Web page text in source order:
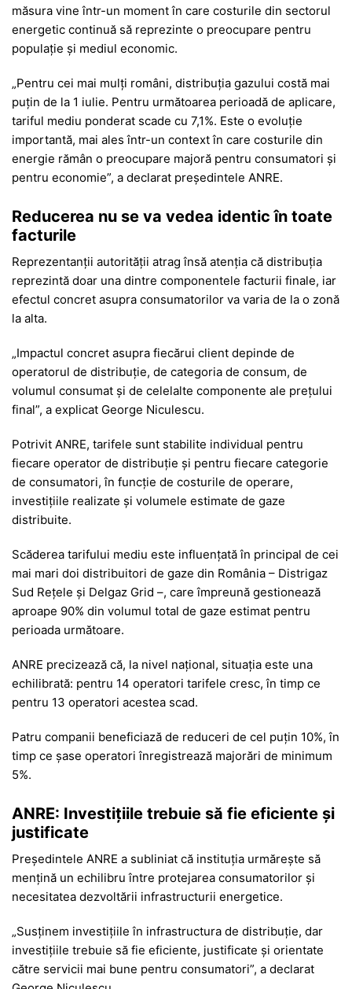
măsura vine într-un moment în care costurile din sectorul
energetic continuă să reprezinte o preocupare pentru
populație și mediul economic.
„Pentru cei mai mulți români, distribuția gazului costă mai
puțin de la 1 iulie. Pentru următoarea perioadă de aplicare,
tariful mediu ponderat scade cu 7,1%. Este o evoluție
importantă, mai ales într-un context în care costurile din
energie rămân o preocupare majoră pentru consumatori și
pentru economie”, a declarat președintele ANRE.
Reducerea nu se va vedea identic în toate
facturile
Reprezentanții autorității atrag însă atenția că distribuția
reprezintă doar una dintre componentele facturii finale, iar
efectul concret asupra consumatorilor va varia de la o zonă
la alta.
„Impactul concret asupra fiecărui client depinde de
operatorul de distribuție, de categoria de consum, de
volumul consumat și de celelalte componente ale prețului
final”, a explicat George Niculescu.
Potrivit ANRE, tarifele sunt stabilite individual pentru
fiecare operator de distribuție și pentru fiecare categorie
de consumatori, în funcție de costurile de operare,
investițiile realizate și volumele estimate de gaze
distribuite.
Scăderea tarifului mediu este influențată în principal de cei
mai mari doi distribuitori de gaze din România – Distrigaz
Sud Rețele și Delgaz Grid –, care împreună gestionează
aproape 90% din volumul total de gaze estimat pentru
perioada următoare.
ANRE precizează că, la nivel național, situația este una
echilibrată: pentru 14 operatori tarifele cresc, în timp ce
pentru 13 operatori acestea scad.
Patru companii beneficiază de reduceri de cel puțin 10%, în
timp ce șase operatori înregistrează majorări de minimum
5%.
ANRE: Investițiile trebuie să fie eficiente și
justificate
Președintele ANRE a subliniat că instituția urmărește să
mențină un echilibru între protejarea consumatorilor și
necesitatea dezvoltării infrastructurii energetice.
„Susținem investițiile în infrastructura de distribuție, dar
investițiile trebuie să fie eficiente, justificate și orientate
către servicii mai bune pentru consumatori”, a declarat